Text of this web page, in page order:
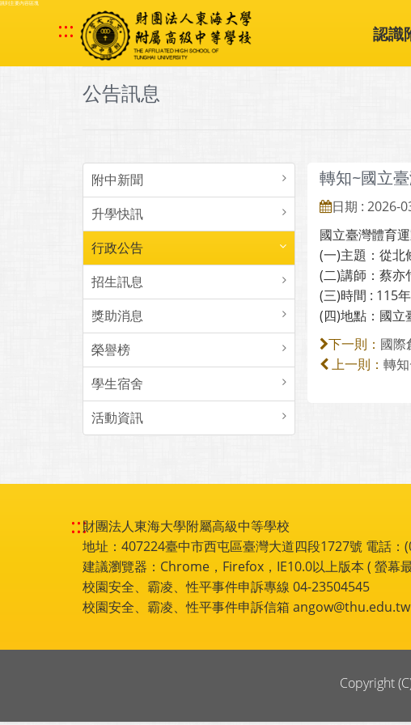
跳到主要內容區塊
::: 認識
公告訊息
附中新聞
升學快訊
行政公告
招生訊息
獎助消息
榮譽榜
學生宿舍
活動資訊
轉知~國立
日期 : 2026-
國立臺灣體育
(一)主題：從北
(二)講師：蔡亦
(三)時間 : 115
(四)地點：國立
下一則： 國際
上一則： 轉
:::財團法人東海大學附屬高級中等學校
地址：407224臺中市西屯區臺灣大道四段1727號 電話：
建議瀏覽器：Chrome，Firefox，IE10.0以上版本 ( 螢幕
校園安全、霸凌、性平事件申訴專線 04-23504545
校園安全、霸凌、性平事件申訴信箱 angow@thu.edu.tw
Copyright